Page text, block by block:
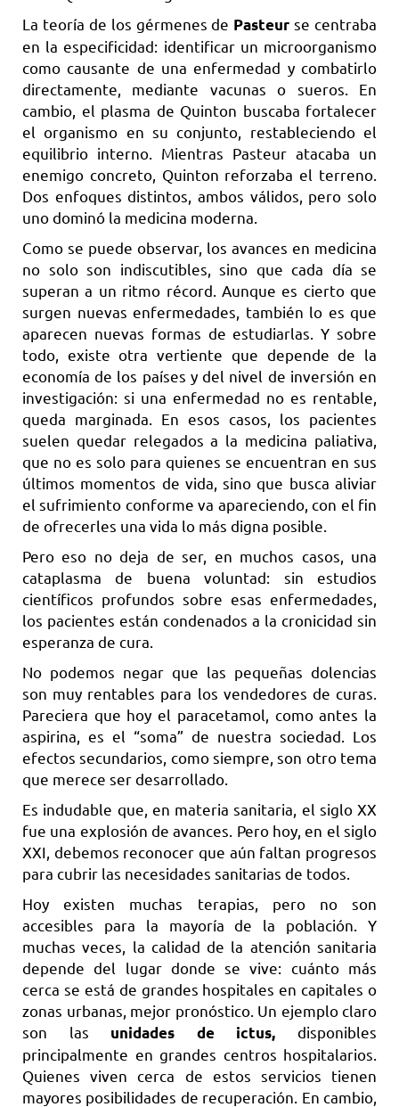
La teoría de los gérmenes de Pasteurse centraba
en la especificidad: identificar un microorganismo
como causante de una enfermedad y combatirlo
directamente, mediante vacunas o sueros. En
cambio, el plasma de Quinton buscaba fortalecer
el organismo en su conjunto, restableciendo el
equilibrio interno. Mientras Pasteur atacaba un
enemigo concreto, Quinton reforzaba el terreno.
Dos enfoques distintos, ambos válidos, pero solo
uno dominó la medicina moderna.
Como se puede observar, los avances en medicina
no solo son indiscutibles, sino que cada día se
superan a un ritmo récord. Aunque es cierto que
surgen nuevas enfermedades, también lo es que
aparecen nuevas formas de estudiarlas. Y sobre
todo, existe otra vertiente que depende de la
economía de los países y del nivel de inversión en
investigación: si una enfermedad no es rentable,
queda marginada. En esos casos, los pacientes
suelen quedar relegados a la medicina paliativa,
que no es solo para quienes se encuentran en sus
últimos momentos de vida, sino que busca aliviar
el sufrimiento conforme va apareciendo, con el fin
de ofrecerles una vida lo más digna posible.
Pero eso no deja de ser, en muchos casos, una
cataplasma de buena voluntad: sin estudios
científicos profundos sobre esas enfermedades,
los pacientes están condenados a la cronicidad sin
esperanza de cura.
No podemos negar que las pequeñas dolencias
son muy rentables para los vendedores de curas.
Pareciera que hoy el paracetamol, como antes la
aspirina, es el “soma” de nuestra sociedad. Los
efectos secundarios, como siempre, son otro tema
que merece ser desarrollado.
Es indudable que, en materia sanitaria, el siglo XX
fue una explosión de avances. Pero hoy, en el siglo
XXI, debemos reconocer que aún faltan progresos
para cubrir las necesidades sanitarias de todos.
Hoy existen muchas terapias, pero no son
accesibles para la mayoría de la población. Y
muchas veces, la calidad de la atención sanitaria
depende del lugar donde se vive: cuánto más
cerca se está de grandes hospitales en capitales o
zonas urbanas, mejor pronóstico. Un ejemplo claro
son las unidades de ictus, disponibles
principalmente en grandes centros hospitalarios.
Quienes viven cerca de estos servicios tienen
mayores posibilidades de recuperación. En cambio,